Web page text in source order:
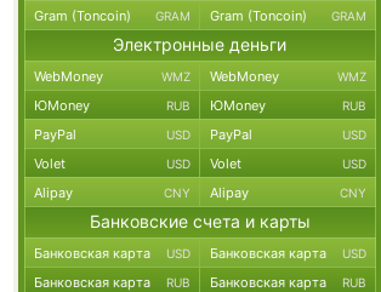
Gram (Toncoin) GRAM Gram (Toncoin) GRAM
Электронные деньги
WebMoney WMZ WebMoney WMZ
ЮMoney RUB ЮMoney RUB
PayPal USD PayPal USD
Volet USD Volet USD
Alipay CNY Alipay CNY
Банковские счета и карты
Банковская карта USD Банковская карта USD
Банковская карта RUB Банковская карта RUB